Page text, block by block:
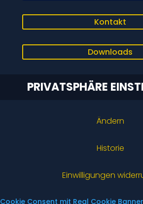
Kontakt
Downloads
PRIVATSPHÄRE
Ändern
Historie
Einwilligungen
Cookie Consent mit Real Cookie Banner